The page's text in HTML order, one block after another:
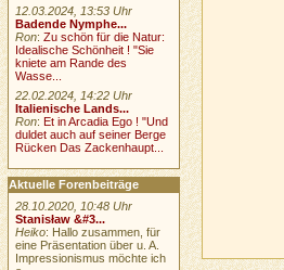
12.03.2024, 13:53 Uhr
Badende Nymphe...
Ron:Zu schön für die Natur:
Idealische Schönheit ! "Sie
kniete am Rande des
Wasse...
22.02.2024, 14:22 Uhr
Italienische Lands...
Ron:Et in Arcadia Ego ! "Und
duldet auch auf seiner Berge
Rücken Das Zackenhaupt...
Aktuelle Forenbeiträge
28.10.2020, 10:48 Uhr
Stanisław &#3...
Heiko: Hallo zusammen, für
eine Präsentation über u. A.
Impressionismus möchte ich